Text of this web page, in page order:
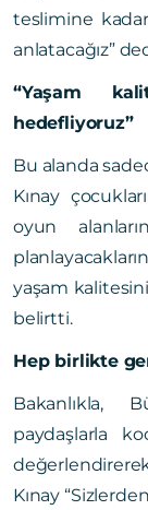
teslimine
anlatacağız”
“Yaşam
hedefliyoruz”
Bu alanda
Kınay
oyun
yaşam
belirtti.
Hep birlikte
Bakanlıkla,
paydaşlarla
Kınay